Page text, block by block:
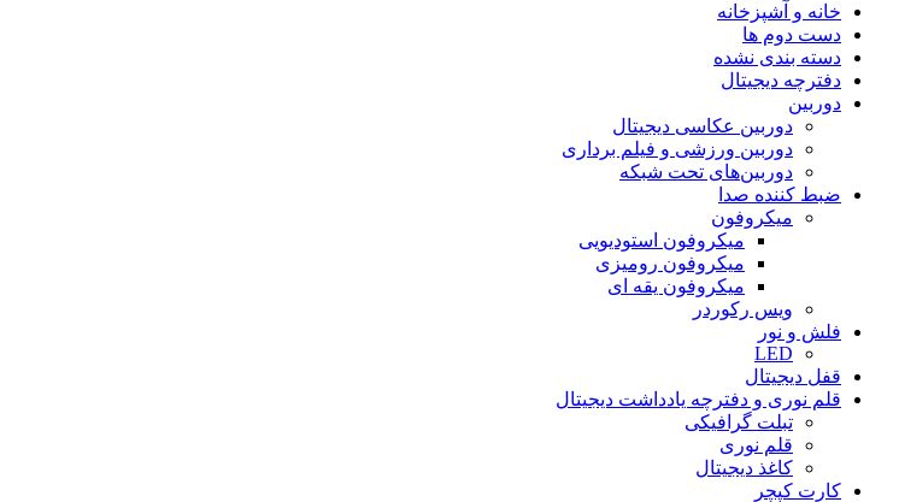
خانه و آشپزخانه
دست دوم ها
دسته بندی نشده
دفترچه دیجیتال
دوربین
دوربین عکاسی دیجیتال
دوربین‌ ورزشی و فیلم برداری
دوربین‌های تحت شبکه
ضبط کننده صدا
میکروفون
میکروفون استودیویی
میکروفون رومیزی
میکروفون یقه ای
ویس رکوردر
فلش و نور
LED
قفل دیجیتال
قلم نوری و دفترچه یادداشت دیجیتال
تبلت گرافیکی
قلم نوری
کاغذ دیجیتال
کارت کپچر